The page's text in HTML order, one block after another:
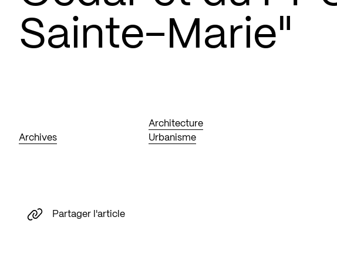
Sainte-Marie"
Archives
Architecture
Urbanisme
Partager l'article